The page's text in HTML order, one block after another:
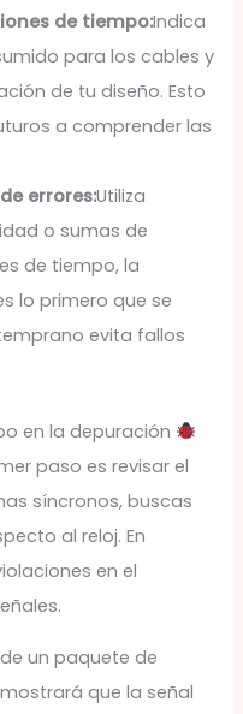
de tiempo:Indica
para los cables y
de tu diseño. Esto
a comprender las
errores:Utiliza
o sumas de
de tiempo, la
lo primero que se
evita fallos
en la depuración
paso es revisar el
síncronos, buscas
al reloj. En
en el
un paquete de
que la señal